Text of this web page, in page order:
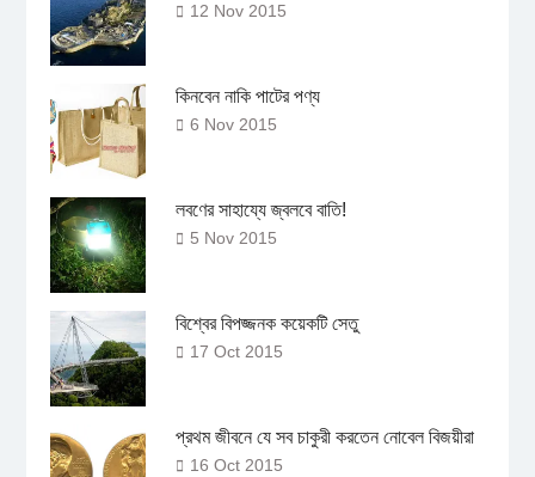
12 Nov 2015
কিনবেন নাকি পাটের পণ্য
6 Nov 2015
লবণের সাহায্যে জ্বলবে বাতি!
5 Nov 2015
বিশ্বের বিপজ্জনক কয়েকটি সেতু
17 Oct 2015
প্রথম জীবনে যে সব চাকুরী করতেন নোবেল বিজয়ীরা
16 Oct 2015